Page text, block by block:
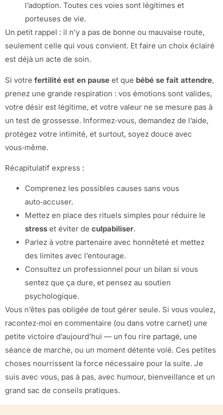
l’adoption. Toutes ces voies sont légitimes et
porteuses de vie.
Un petit rappel : il n’y a pas de bonne ou mauvaise route,
seulement celle qui vous convient. Et faire un choix éclairé
est déjà un acte de soin.
Si votre fertilité est en pause et que bébé se fait attendre,
prenez une grande respiration : vos émotions sont valides,
votre désir est légitime, et votre valeur ne se mesure pas à
un test de grossesse. Informez‑vous, demandez de l’aide,
protégez votre intimité, et surtout, soyez douce avec
vous‑même.
Récapitulatif express :
Comprenez les possibles causes sans vous
auto‑accuser.
Mettez en place des rituels simples pour réduire le
stress et éviter de culpabiliser.
Parlez à votre partenaire avec honnêteté et mettez
des limites avec l’entourage.
Consultez un professionnel pour un bilan si vous
sentez que ça dure, et pensez au soutien
psychologique.
Vous n’êtes pas obligée de tout gérer seule. Si vous voulez,
racontez‑moi en commentaire (ou dans votre carnet) une
petite victoire d’aujourd’hui — un fou rire partagé, une
séance de marche, ou un moment détente volé. Ces petites
choses nourrissent la force nécessaire pour la suite. Je
suis avec vous, pas à pas, avec humour, bienveillance et un
grand sac de conseils pratiques.